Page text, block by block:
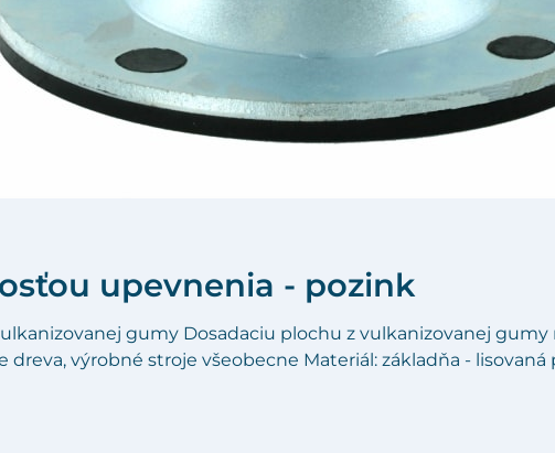
upevnenia - pozink
gumy Dosadaciu plochu z vulkanizovanej
výrobné stroje všeobecne Materiál: základňa -